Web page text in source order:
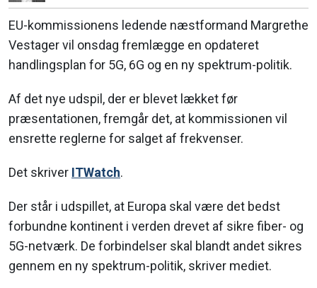
EU-kommissionens ledende næstformand Margrethe
Vestager vil onsdag fremlægge en opdateret
handlingsplan for 5G, 6G og en ny spektrum-politik.
Af det nye udspil, der er blevet lækket før
præsentationen, fremgår det, at kommissionen vil
ensrette reglerne for salget af frekvenser.
Det skriver ITWatch.
Der står i udspillet, at Europa skal være det bedst
forbundne kontinent i verden drevet af sikre fiber- og
5G-netværk. De forbindelser skal blandt andet sikres
gennem en ny spektrum-politik, skriver mediet.